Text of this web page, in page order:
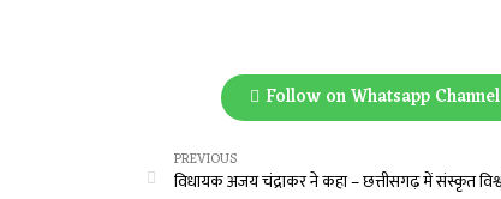
Follow on Whatsapp Channel
PREVIOUS